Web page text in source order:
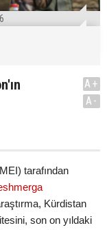
A+
A-
tarafından
Kürdistan
son on yıldaki